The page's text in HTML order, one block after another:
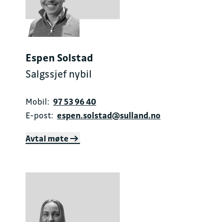
Espen Solstad
Salgssjef nybil
Mobil: 97 53 96 40
E-post: espen.solstad@sulland.no
Avtal møte